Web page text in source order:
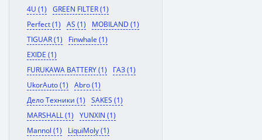
4U (1)
GREEN FILTER (1)
Perfect (1)
AS (1)
MOBILAND (1)
TIGUAR (1)
Finwhale (1)
EXIDE (1)
FURUKAWA BATTERY (1)
ГАЗ (1)
UkorAuto (1)
Abro (1)
Дело Техники (1)
SAKES (1)
MARSHALL (1)
YUNXIN (1)
Mannol (1)
LiquiMoly (1)